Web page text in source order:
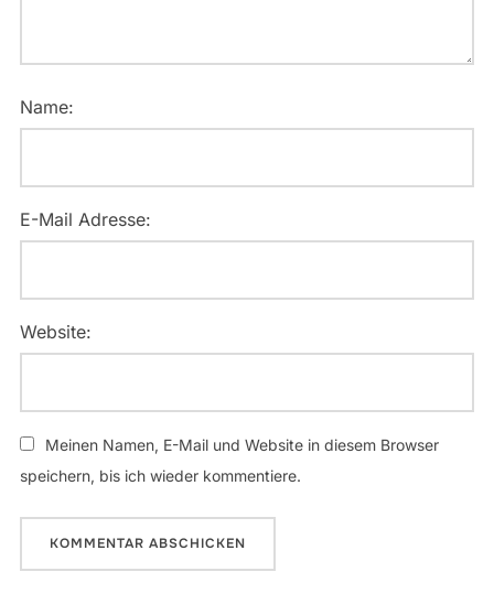
Name:
E-Mail Adresse:
Website:
Meinen Namen, E-Mail und Website in diesem Browser
speichern, bis ich wieder kommentiere.